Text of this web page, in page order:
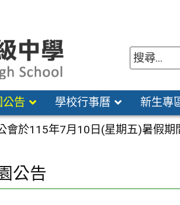
告 學校行事曆 新生專
會於115年7月10日(星期五)暑假期
公告